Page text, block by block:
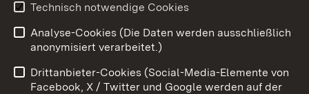
Impressum
Kontakt
Barrierefreiheit
Datenschutz
Technisch notwendige Cookies
Analyse-Cookies (Die Daten werden ausschließlich
anonymisiert verarbeitet.)
Drittanbieter-Cookies (Social-Media-Elemente von
Facebook, X / Twitter und Google werden auf der